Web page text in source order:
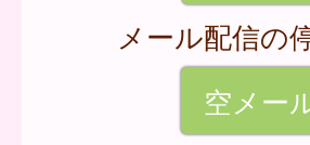
メール配信の
空メー